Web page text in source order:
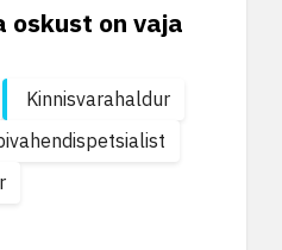
oskust on vaja
Kinnisvarahaldur